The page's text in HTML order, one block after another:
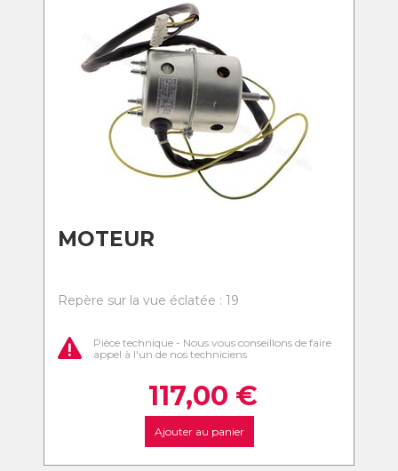
MOTEUR
Repère sur la vue éclatée : 19
Pièce technique - Nous vous conseillons de faire
appel à l'un de nos techniciens
117,00 €
Ajouter au panier